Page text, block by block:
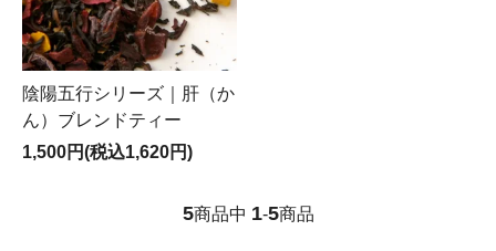
陰陽五行シリーズ｜肝（か
ん）ブレンドティー
1,500円(税込1,620円)
5商品中 1-5商品